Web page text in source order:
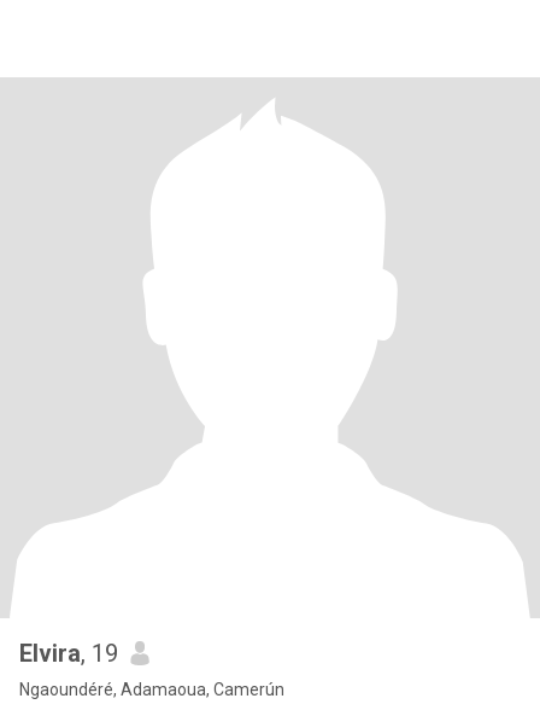
Elvira, 19
Ngaoundéré, Adamaoua, Camerún